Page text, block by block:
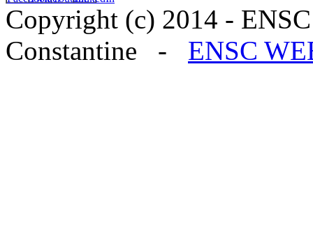
Copyright (c) 2014 -
Constantine - ENSC